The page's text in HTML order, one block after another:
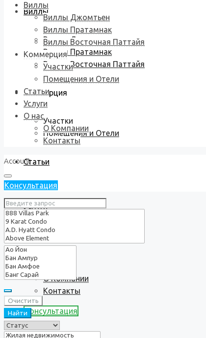
Виллы
Виллы Джомтьен
Виллы Пратамнак
Виллы Восточная Паттайя
Коммерция
Участки
Помещения и Отели
Статьи
Услуги
О нас
О Компании
Контакты
Консультация
Виллы
Виллы Джомтьен
Виллы Пратамнак
Виллы Восточная Паттайя
Коммерция
Участки
Помещения и Отели
Статьи
Услуги
О нас
О Компании
Контакты
Account
Консультация
Очистить
Найти